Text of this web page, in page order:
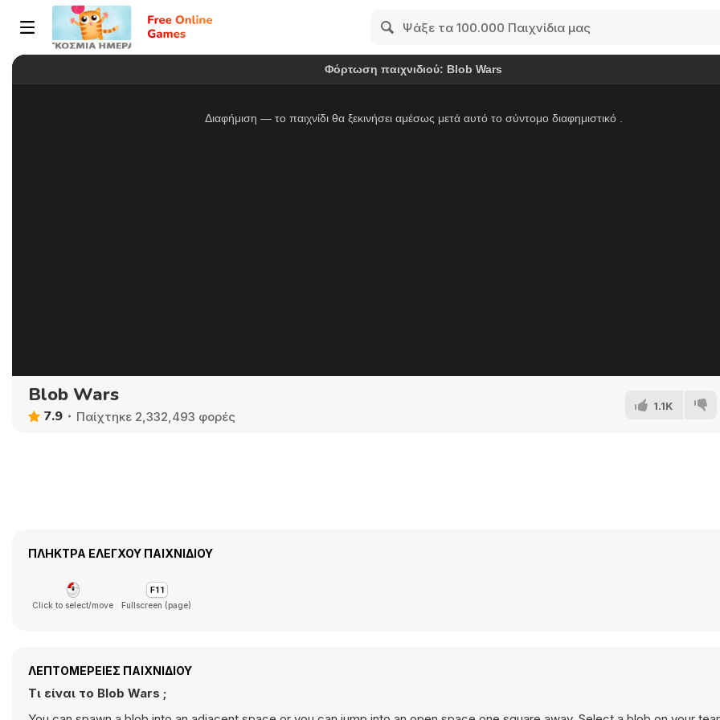
Blob Wars
7.9 Παίχτηκε 2,332,493 φορές
1.1K
ΠΛΉΚΤΡΑ ΕΛΈΓΧΟΥ ΠΑΙΧΝΙΔΙΟΎ
Click to select/move Fullscreen (page)
ΛΕΠΤΟΜΈΡΕΙΕΣ ΠΑΙΧΝΙΔΙΟΎ
Τι είναι το Blob Wars ;